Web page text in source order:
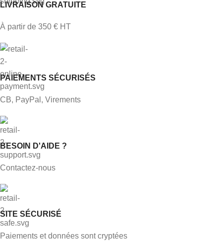
LIVRAISON GRATUITE
À partir de 350 € HT
PAIEMENTS SÉCURISÉS
CB, PayPal, Virements
BESOIN D'AIDE ?
Contactez-nous
SITE SÉCURISÉ
Paiements et données sont cryptées